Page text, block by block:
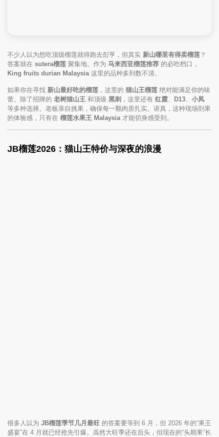
不少人以为想吃顶级榴莲就得跑去彭亨，但其实 新山哪里有得卖榴莲 ？
答案就在 sutera榴莲 聚集地。作为 马来西亚榴莲推荐 的必吃档口，
King fruits durian Malaysia这里的品种多到数不清。
如果你在寻找 新山最好吃的榴莲 ，这里的 猫山王榴莲 绝对能满足你的味
蕾。除了招牌的 老树猫山王 和顶级 黑刺 ，这里还有 红霞 D13
小凤
等多种选择。老板亲自挑果，确保每一颗肉质扎实。讲真，这种现场剖果
的体验感，只有在 榴莲水果王 Malaysia 才能切身感受到。
JB榴莲2026：猫山王特价与深夜的浪漫
很多人以为 JB榴莲季节几月最旺 的答案要等到 6 月，但 2026 年的“果王
盛宴”在 4 月就已经抢先引爆。虽然大旺季还在后头，但现在的“头期果”长